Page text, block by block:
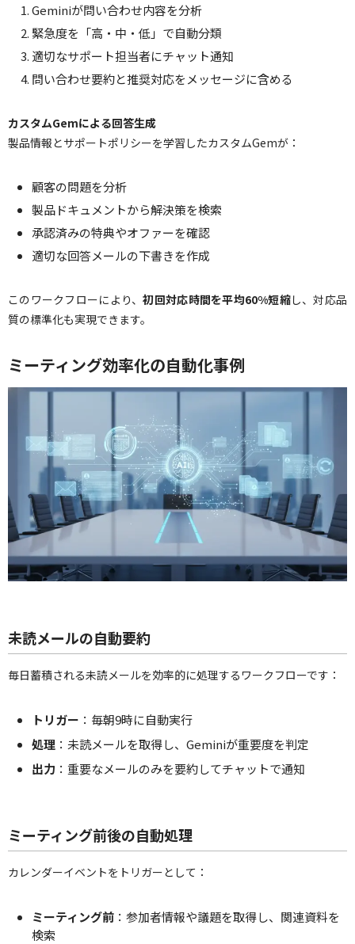
Geminiが問い合わせ内容を分析
緊急度を「高・中・低」で自動分類
適切なサポート担当者にチャット通知
問い合わせ要約と推奨対応をメッセージに含める
カスタムGemによる回答生成
製品情報とサポートポリシーを学習したカスタムGemが：
顧客の問題を分析
製品ドキュメントから解決策を検索
承認済みの特典やオファーを確認
適切な回答メールの下書きを作成
このワークフローにより、初回対応時間を平均60%短縮し、対応品
質の標準化も実現できます。
ミーティング効率化の自動化事例
未読メールの自動要約
毎日蓄積される未読メールを効率的に処理するワークフローです：
トリガー ：毎朝9時に自動実行
処理 ：未読メールを取得し、Geminiが重要度を判定
出力 ：重要なメールのみを要約してチャットで通知
ミーティング前後の自動処理
カレンダーイベントをトリガーとして：
ミーティング前 ：参加者情報や議題を取得し、関連資料を
検索